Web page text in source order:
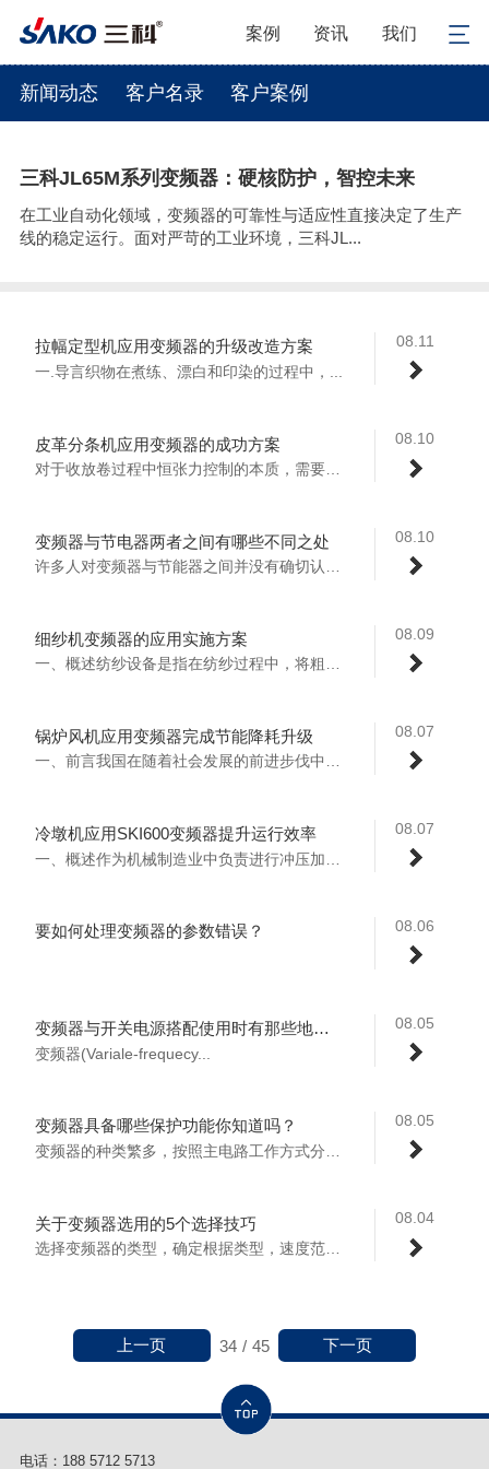
案例 资讯 我们
新闻动态 客户名录 客户案例
三科JL65M系列变频器：硬核防护，智控未来
在工业自动化领域，变频器的可靠性与适应性直接决定了生产
线的稳定运行。面对严苛的工业环境，三科JL...
08.11
拉幅定型机应用变频器的升级改造方案
一.导言织物在煮练、漂白和印染的过程中，...
08.10
皮革分条机应用变频器的成功方案
对于收放卷过程中恒张力控制的本质，需要了...
08.10
变频器与节电器两者之间有哪些不同之处
08.09
细纱机变频器的应用实施方案
一、概述纺纱设备是指在纺纱过程中，将粗纱...
08.07
锅炉风机应用变频器完成节能降耗升级
一、前言我国在随着社会发展的前进步伐中，...
08.07
冷墩机应用SKI600变频器提升运行效率
08.06
要如何处理变频器的参数错误？
08.05
变频器与开关电源搭配使用时有那些地方需要我们注意的？
变频器(Variale-frequecy...
08.05
变频器具备哪些保护功能你知道吗？
08.04
关于变频器选用的5个选择技巧
选择变频器的类型，确定根据类型，速度范围...
34 / 45
上一页 下一页
电话： 188 5712 5713